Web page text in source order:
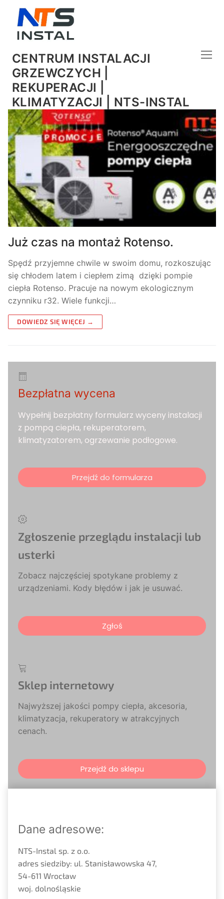
CENTRUM INSTALACJI
GRZEWCZYCH |
REKUPERACJI |
KLIMATYZACJI | NTS-INSTAL
Już czas na montaż Rotenso.
Spędź przyjemne chwile w swoim domu, rozkoszując
się chłodem latem i ciepłem zimą dzięki pompie
ciepła Rotenso. Pracuje na nowym ekologicznym
czynniku r32. Wiele funkcji…
DOWIEDZ SIĘ WIĘCEJ →
Bezpłatna wycena
Wypełnij bezpłatny formularz wyceny instalacji
z pompą ciepła, rekuperatorem,
klimatyzatorem, ogrzewanie podłogowe.
Przejdź do formularza
Zgłoszenie przeglądu instalacji lub
usterki
Zobacz najczęściej spotykane problemy z
urządzeniami. Kody błędów i jak je usuwać.
Zgłoś
Sklep internetowy
Najwyższej jakości pompy ciepła, akcesoria,
klimatyzacja, rekuperatory w atrakcyjnych
cenach.
Przejdź do sklepu
Dane adresowe:
NTS-Instal sp. z o.o.
adres siedziby: ul. Stanisławowska 47,
54-611 Wrocław
woj. dolnośląskie